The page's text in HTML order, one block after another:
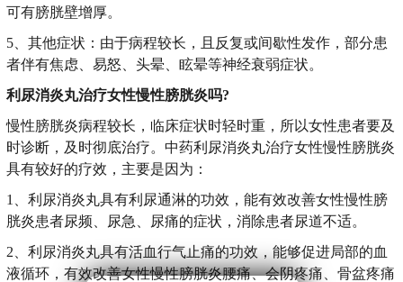
可有膀胱壁增厚。
5、其他症状：由于病程较长，且反复或间歇性发作，部分患
者伴有焦虑、易怒、头晕、眩晕等神经衰弱症状。
利尿消炎丸治疗女性慢性膀胱炎吗?
慢性膀胱炎病程较长，临床症状时轻时重，所以女性患者要及
时诊断，及时彻底治疗。中药利尿消炎丸治疗女性慢性膀胱炎
具有较好的疗效，主要是因为：
1、利尿消炎丸具有利尿通淋的功效，能有效改善女性慢性膀
胱炎患者尿频、尿急、尿痛的症状，消除患者尿道不适。
2、利尿消炎丸具有活血行气止痛的功效，能够促进局部的血
液循环，有效改善女性慢性膀胱炎腰痛、会阴疼痛、骨盆疼痛